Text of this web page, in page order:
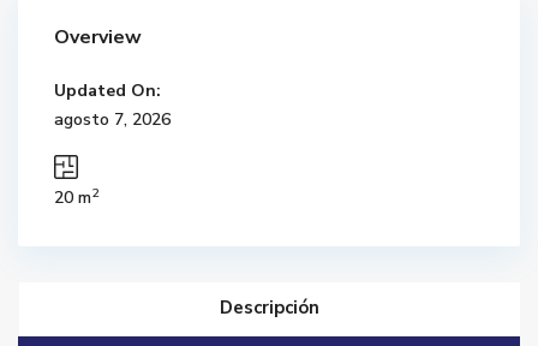
Overview
Updated On:
agosto 7, 2026
20 m2
Descripción